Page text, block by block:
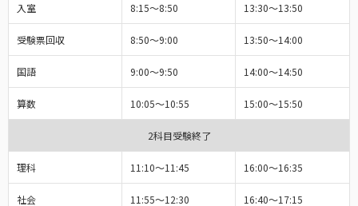
入室 8:15～8:50 13:30～13:50
受験票回収 8:50～9:00 13:50～14:00
国語 9:00～9:50 14:00～14:50
算数 10:05～10:55 15:00～15:50
2科目受験終了
理科 11:10～11:45 16:00～16:35
社会 11:55～12:30 16:40～17:15